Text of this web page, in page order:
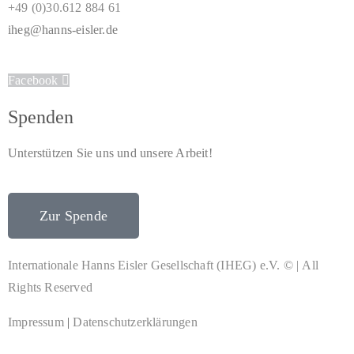
+49 (0)30.612 884 61
iheg@hanns-eisler.de
Facebook
Spenden
Unterstützen Sie uns und unsere Arbeit!
Zur Spende
Internationale Hanns Eisler Gesellschaft (IHEG) e.V. © | All
Rights Reserved
Impressum|Datenschutzerklärungen